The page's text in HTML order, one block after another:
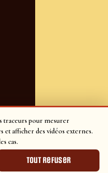
traceurs pour mesurer
et afficher des vidéos externes.
cas.
Tout refuser